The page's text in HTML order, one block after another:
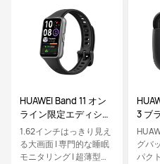
HUAWEI Band 11 オン
ライン限定エディショ
ン・ブラック
1.62インチはっきり見え
る大画面 | 専門的な睡眠
モニタリング | 超薄型ボ
3 ブ
グバ
パク